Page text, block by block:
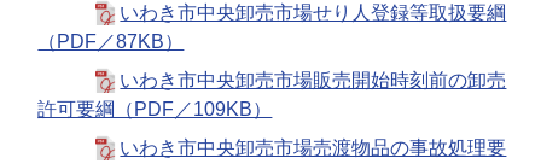
いわき市中央卸売市場せり人登録等取扱要綱
（PDF／87KB）
いわき市中央卸売市場販売開始時刻前の卸売
許可要綱（PDF／109KB）
いわき市中央卸売市場売渡物品の事故処理要